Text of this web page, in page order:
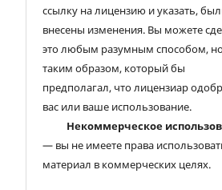
ссылку на лицензию и указать,
внесены изменения. Вы можете
это любым разумным способом,
таким образом, который бы
предполагал, что лицензиар
вас или ваше использование.
Некоммерческое
— вы не имеете права
материал в коммерческих целях.